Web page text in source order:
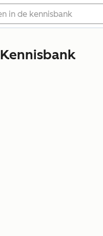
Kennisbank